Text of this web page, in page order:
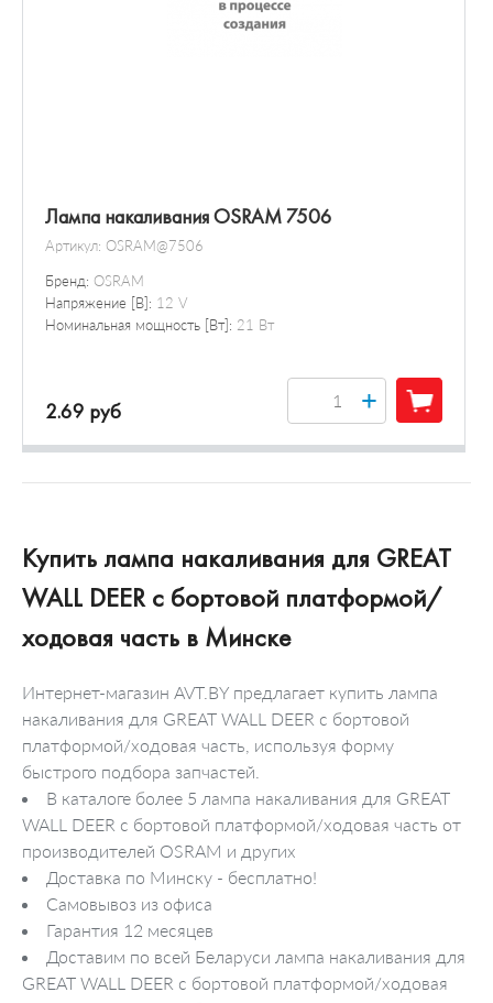
Лампа накаливания OSRAM 7506
Артикул: OSRAM@7506
Бренд: OSRAM
Напряжение [В]: 12 V
Номинальная мощность [Вт]: 21 Вт
2.69 руб +
Купить лампа накаливания для GREAT
WALL DEER c бортовой платформой/
ходовая часть в Минске
Интернет-магазин AVT.BY предлагает купить лампа
накаливания для GREAT WALL DEER c бортовой
платформой/ходовая часть, используя форму
быстрого подбора запчастей.
В каталоге более 5 лампа накаливания для GREAT
WALL DEER c бортовой платформой/ходовая часть от
производителей OSRAM и других
Доставка по Минску - бесплатно!
Самовывоз из офиса
Гарантия 12 месяцев
Доставим по всей Беларуси лампа накаливания для
GREAT WALL DEER c бортовой платформой/ходовая